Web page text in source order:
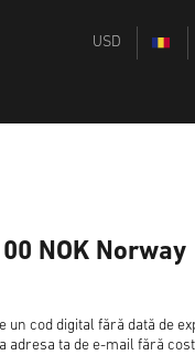
USD
NOK Norway
un cod digital fără dată de
adresa ta de e-mail fără